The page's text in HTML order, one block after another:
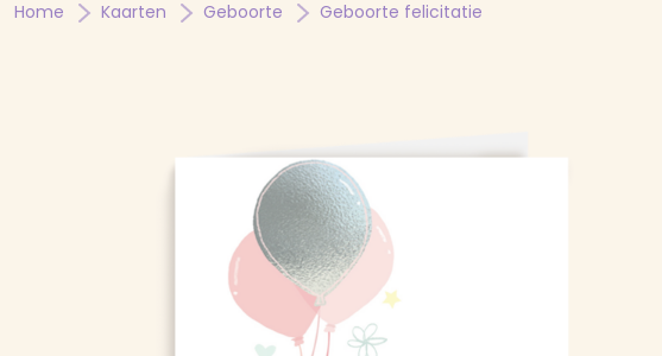
Home Kaarten Geboorte Geboorte felicitatie